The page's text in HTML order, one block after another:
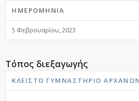
ΗΜΕΡΟΜΗΝΊΑ
5 Φεβρουαρίου, 2023
Τόπος διεξαγωγής
ΚΛΕΙΣΤΌ ΓΥΜΝΑΣΤΉΡΙΟ ΑΡΧΆΝΩΝ